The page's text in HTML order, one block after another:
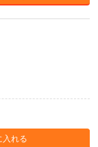
れる